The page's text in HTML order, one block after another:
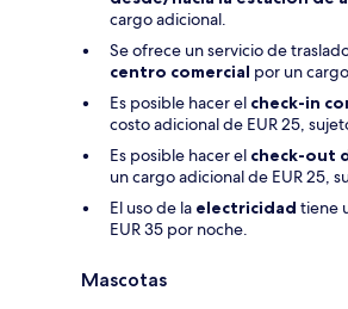
cargo adicional.
Se ofrece un servicio de
centro comercial por un
Es posible hacer el check-in
costo adicional de EUR 25,
Es posible hacer el check-out
un cargo adicional de EUR 25,
El uso de la electricidad tiene
EUR 35 por noche.
Mascotas